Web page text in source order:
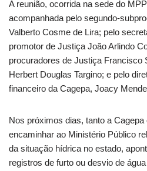
A reunião, ocorrida na sede do
acompanhada pelo segundo-
Valberto Cosme de Lira; pelo
promotor de Justiça João Arlindo
procuradores de Justiça Francisco
Herbert Douglas Targino; e pelo
financeiro da Cagepa, Joacy
Nos próximos dias, tanto a Cagepa
encaminhar ao Ministério Público
da situação hídrica no estado,
registros de furto ou desvio de